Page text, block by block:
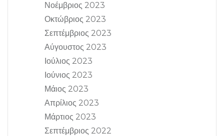
Νοέμβριος 2023
Οκτώβριος 2023
Σεπτέμβριος 2023
Αύγουστος 2023
Ιούλιος 2023
Ιούνιος 2023
Μάιος 2023
Απρίλιος 2023
Μάρτιος 2023
Σεπτέμβριος 2022